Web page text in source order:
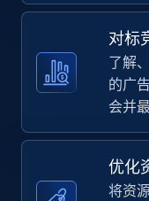
using sku
URL, Final price,
Specifications,
对标
了解
的广
会并
优化
将资